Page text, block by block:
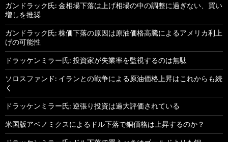
ガンドラック氏: 金相場下落は上げ相場の中の調整に過ぎない、買い
増しを推奨
ガンドラック氏: 株価下落の原因は原油価格高騰によるアメリカ利上
げの可能性
ドラッケンミラー氏: 投資家が失業率を監視するのは無駄
ソロスファンド: イランとの戦争による原油価格上昇はこれからも続
く
ドラッケンミラー氏: 逆張り投資は過大評価されている
米国版アベノミクスによるドル下落で銅価格は上昇するのか？